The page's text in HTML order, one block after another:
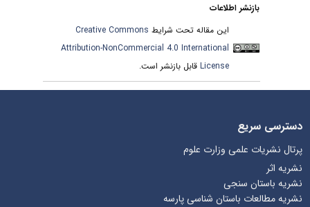
بازنشر اطلاعات
این مقاله تحت شرایطCreative Commons
Attribution-NonCommercial 4.0 International
Licenseقابل بازنشر است.
دسترسی سریع
پرتال نشریات علمی وزارت علوم
نشریه اثر
نشریه باستان سنجی
نشریه مطالعات باستان شناسی پارسه